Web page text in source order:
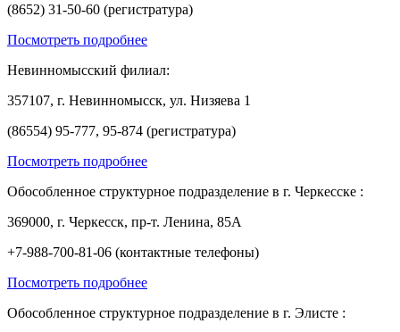
(8652) 31-50-60 (регистратура)
Посмотреть подробнее
Невинномысский филиал:
357107, г. Невинномысск, ул. Низяева 1
(86554) 95-777, 95-874 (регистратура)
Посмотреть подробнее
Обособленное структурное подразделение в г. Черкесске :
369000, г. Черкесск, пр-т. Ленина, 85А
+7-988-700-81-06 (контактные телефоны)
Посмотреть подробнее
Обособленное структурное подразделение в г. Элисте :